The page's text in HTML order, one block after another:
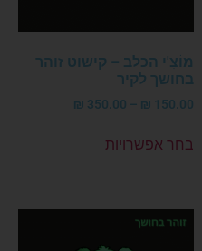
מוֹצִ'י הכלב – קישוט זוהר
בחושך לקיר
150.00
₪
–
350.00
₪
בחר אפשרויות